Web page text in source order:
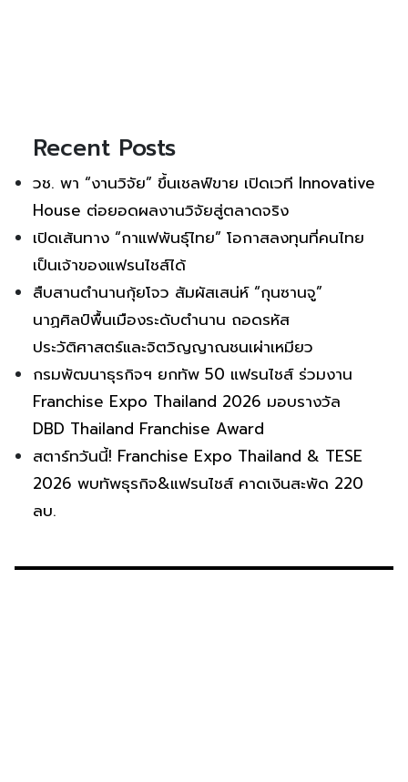
Recent Posts
วช. พา “งานวิจัย” ขึ้นเชลฟ์ขาย เปิดเวที Innovative
House ต่อยอดผลงานวิจัยสู่ตลาดจริง
เปิดเส้นทาง “กาแฟพันธุ์ไทย” โอกาสลงทุนที่คนไทย
เป็นเจ้าของแฟรนไชส์ได้
สืบสานตำนานกุ้ยโจว สัมผัสเสน่ห์ “กุนซานจู”
นาฏศิลป์พื้นเมืองระดับตำนาน ถอดรหัส
ประวัติศาสตร์และจิตวิญญาณชนเผ่าเหมียว
กรมพัฒนาธุรกิจฯ ยกทัพ 50 แฟรนไชส์ ร่วมงาน
Franchise Expo Thailand 2026 มอบรางวัล
DBD Thailand Franchise Award
สตาร์ทวันนี้! Franchise Expo Thailand & TESE
2026 พบทัพธุรกิจ&แฟรนไชส์ คาดเงินสะพัด 220
ลบ.